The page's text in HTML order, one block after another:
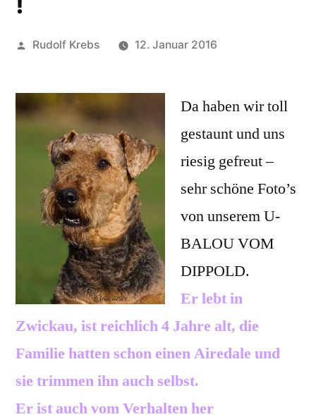
Veröffentlicht
Rudolf Krebs 12. Januar 2016
Da haben wir toll
gestaunt und uns
riesig gefreut –
sehr schöne Foto’s
von unserem U-
BALOU VOM
DIPPOLD.
Er lebt in
Zwickau, ist reichlich 4 Jahre alt, die
Familie hatten schon einen Airedale und
sie trimmen ihn auch selbst.
Er ist auch vom Verhalten her